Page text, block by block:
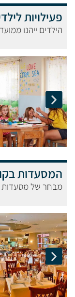
פעילויות
הילדים ייהנו
המסעדות
מבחר של מסעדות